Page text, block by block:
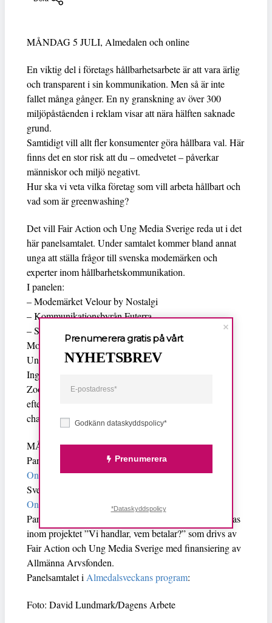
MÅNDAG 5 JULI, Almedalen och online
En viktig del i företags hållbarhetsarbete är att vara ärlig
och transparent i sin kommunikation. Men så är inte
fallet många gånger. En ny granskning av över 300
miljöpåståenden i reklam visar att nära hälften saknade
grund.
Samtidigt vill allt fler konsumenter göra hållbara val. Här
finns det en stor risk att du – omedvetet – påverkar
människor och miljö negativt.
Hur ska vi veta vilka företag som vill arbeta hållbart och
vad som är greenwashing?
Det vill Fair Action och Ung Media Sverige reda ut i det
här panelsamtalet. Under samtalet kommer bland annat
unga att ställa frågor till svenska modemärken och
experter inom hållbarhetskommunikation.
I panelen:
– Modemärket Velour by Nostalgi
– Kommunikationsbyrån Futerra
– Skomärket Kavat
Moderator: Agnes Hansius,Förbundsordförande på
Ung Media Sverige
Ingen föranmälan krävs! Samtalet kommer att ske i
Zoom och din kamera och mikrofon är avstängda
eftersom eventet spelas in. Du får gärna ställa frågor i
chatten!
MÅNDAG 5 JULI 2021 KL. 10:00
Panelsamtal under Almedalen:
Onlineevenemangav Fair Action och Ung Media
Sverige
Online
: Lyssna på panelsamtalethär.
Panelsamtalet sker under Almedalsveckan och anordnas
inom projektet ”Vi handlar, vem betalar?” som drivs av
Fair Action och Ung Media Sverige med finansiering av
Allmänna Arvsfonden.
Panelsamtalet iAlmedalsveckans program:
Foto: David Lundmark/Dagens Arbete
Godkänn dataskyddspolicy*
Prenumerera
Prenumerera gratis på vårt
NYHETSBREV
*Dataskyddspolicy